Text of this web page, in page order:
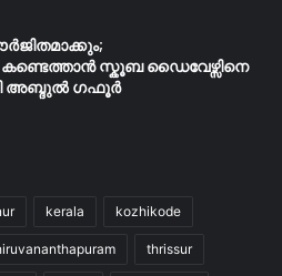
കണ്ടെത്താൻ സ്കൂബ ഡൈവേഴ്സിനെ
അബ്ദുൽ ഗഫൂർ
kerala kozhikode
thrissur